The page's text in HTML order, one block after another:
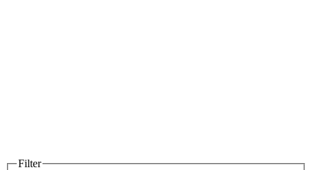
Filter